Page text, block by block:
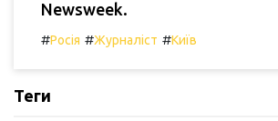
Newsweek.
#Росія #Журналіст #Київ
Теги